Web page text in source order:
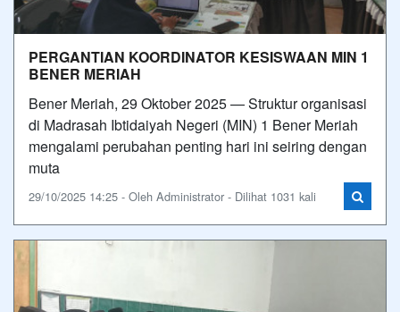
PERGANTIAN KOORDINATOR KESISWAAN MIN 1
BENER MERIAH
Bener Meriah, 29 Oktober 2025 — Struktur organisasi
di Madrasah Ibtidaiyah Negeri (MIN) 1 Bener Meriah
mengalami perubahan penting hari ini seiring dengan
muta
29/10/2025 14:25 - Oleh Administrator - Dilihat 1031 kali